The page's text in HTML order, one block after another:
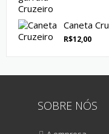
Caneta
R$12,00
SOBRE NÓS